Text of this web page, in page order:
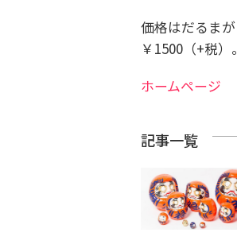
価格はだるまが
￥1500（+税）。
ホームページ
記事一覧